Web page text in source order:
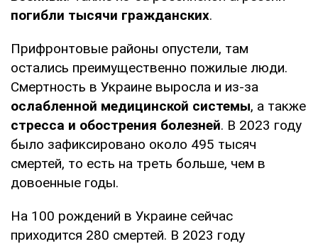
погибли тысячи гражданских.
Прифронтовые районы опустели, там
остались преимущественно пожилые люди.
Смертность в Украине выросла и из-за
ослабленной медицинской системы, а также
стресса и обострения болезней. В 2023 году
было зафиксировано около 495 тысяч
смертей, то есть на треть больше, чем в
довоенные годы.
На 100 рождений в Украине сейчас
приходится 280 смертей. В 2023 году